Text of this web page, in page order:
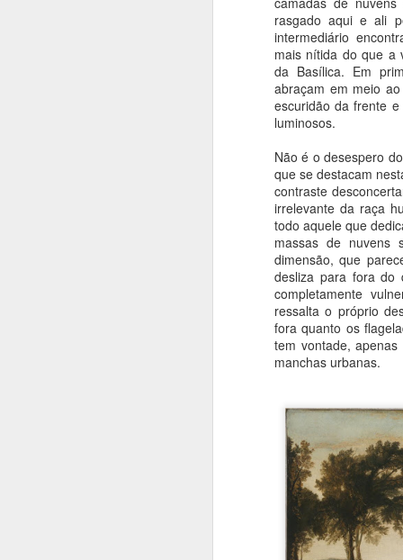
rasgado aqui e ali
intermediário
mais nítida do que a
da Basílica. Em
abraçam em meio
escuridão da frente
luminosos.
Não é o desespero
que se destacam
contraste
irrelevante da raça
todo aquele que
massas de
dimensão, que
desliza para fora do
completamente
ressalta o próprio
fora quanto os
tem vontade,
manchas urbanas.